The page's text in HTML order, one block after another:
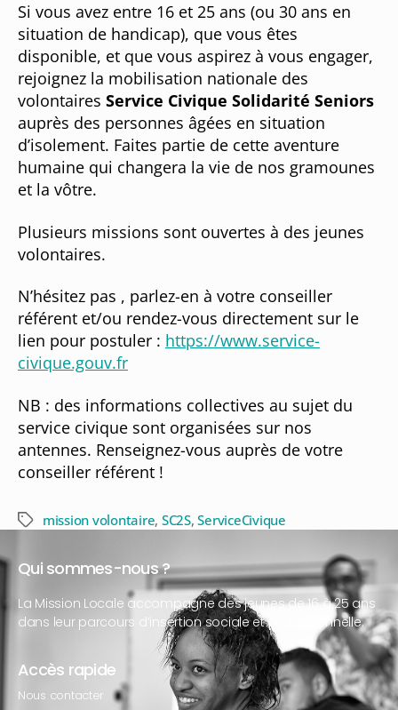
Si vous avez entre 16 et 25 ans (ou 30 ans en
situation de handicap), que vous êtes
disponible, et que vous aspirez à vous engager,
rejoignez la mobilisation nationale des
volontaires Service Civique Solidarité Seniors
auprès des personnes âgées en situation
d’isolement. Faites partie de cette aventure
humaine qui changera la vie de nos gramounes
et la vôtre.
Plusieurs missions sont ouvertes à des jeunes
volontaires.
N’hésitez pas , parlez-en à votre conseiller
référent et/ou rendez-vous directement sur le
lien pour postuler : https://www.service-
civique.gouv.fr
NB : des informations collectives au sujet du
service civique sont organisées sur nos
antennes. Renseignez-vous auprès de votre
conseiller référent !
mission volontaire, SC2S,ServiceCivique
Qui sommes-nous ?
La Mission Locale accompagne des jeunes de 16 à 25 ans
dans leur parcours d’insertion sociale et professionnelle.
Accès rapide
Nous contacter